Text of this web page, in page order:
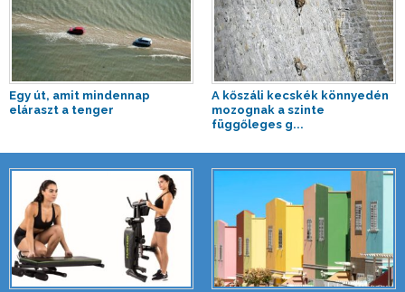
Egy út, amit mindennap
eláraszt a tenger
A kőszáli kecskék könnyedén
mozognak a szinte
függőleges g...